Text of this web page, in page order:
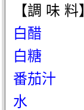
【調 味 料
白醋
白糖
番茄汁
水